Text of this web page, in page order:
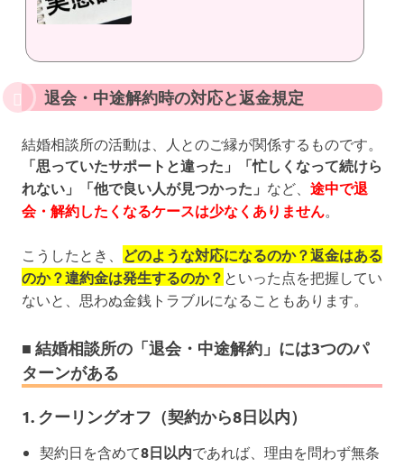
退会・中途解約時の対応と返金規定
結婚相談所の活動は、人とのご縁が関係するものです。
「思っていたサポートと違った」「忙しくなって続けら
れない」「他で良い人が見つかった」 など、 途中で退
会・解約したくなるケースは少なくありません
こうしたとき、 どのような対応になるのか？返金はある
のか？違約金は発生するのか？ といった点を把握してい
ないと、思わぬ金銭トラブルになることもあります。
■ 結婚相談所の「退会・中途解約」には3つのパ
ターンがある
1. クーリングオフ（契約から8日以内）
契約日を含めて8日以内であれば、理由を問わず無条